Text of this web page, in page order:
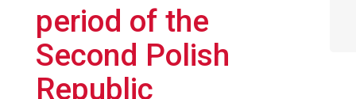
period of the
Second Polish
Republic